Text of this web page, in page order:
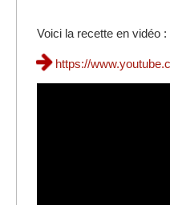
Voici la recette en vidéo :
https://